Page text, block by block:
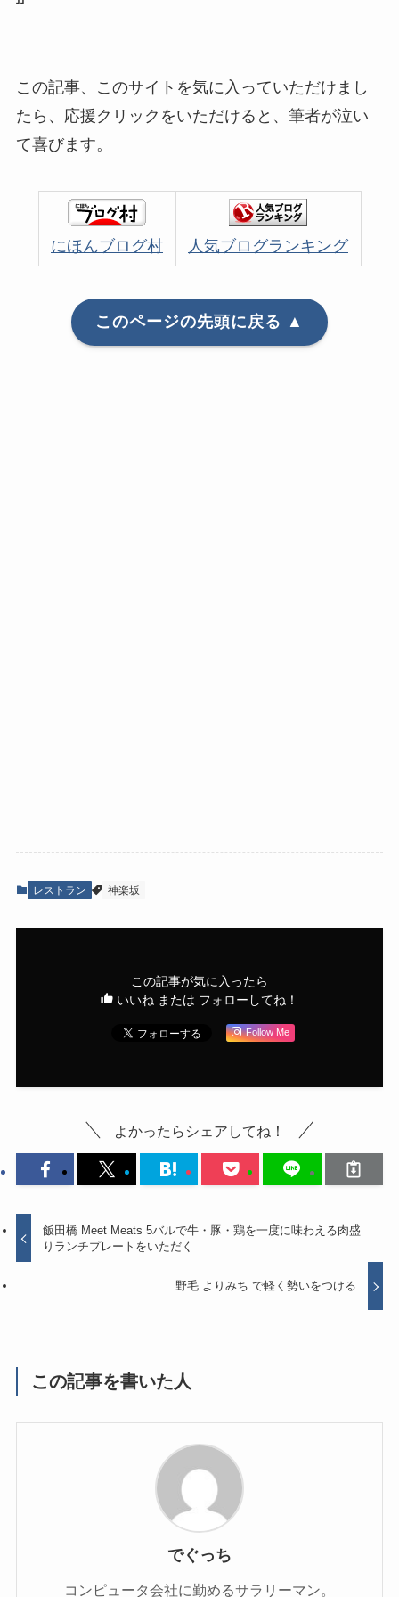
この記事、このサイトを気に入っていただけまし
たら、応援クリックをいただけると、筆者が泣い
て喜びます。
にほんブログ村 人気ブログランキング
このページの先頭に戻る ▲
レストラン 神楽坂
この記事が気に入ったら
いいね または フォローしてね！
Follow Me
よかったらシェアしてね！
飯田橋 Meet Meats 5バルで牛・豚・鶏を一度に味わえる肉盛
りランチプレートをいただく
野毛 よりみち で軽く勢いをつける
この記事を書いた人
でぐっち
コンピュータ会社に勤めるサラリーマン。